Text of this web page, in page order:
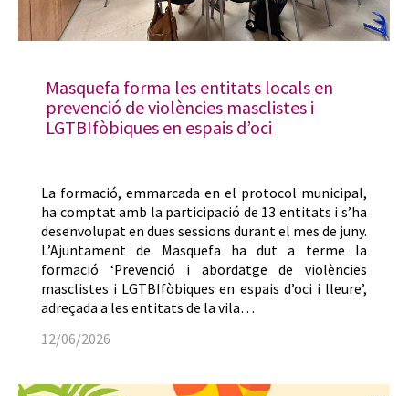
Masquefa forma les entitats locals en
prevenció de violències masclistes i
LGTBIfòbiques en espais d’oci
La formació, emmarcada en el protocol municipal,
ha comptat amb la participació de 13 entitats i s’ha
desenvolupat en dues sessions durant el mes de juny.
L’Ajuntament de Masquefa ha dut a terme la
formació ‘Prevenció i abordatge de violències
masclistes i LGTBIfòbiques en espais d’oci i lleure’,
adreçada a les entitats de la vila…
12/06/2026